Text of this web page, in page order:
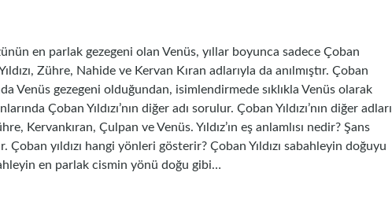
en parlak gezegeni olan Venüs, yıllar boyunca sadece Çoban
Zühre, Nahide ve Kervan Kıran adlarıyla da anılmıştır. Çoban
Venüs gezegeni olduğundan, isimlendirmede sıklıkla Venüs olarak
Çoban Yıldızı’nın diğer adı sorulur. Çoban Yıldızı’nın diğer adları
Kervankıran, Çulpan ve Venüs. Yıldız’ın eş anlamlısı nedir? Şans
Çoban yıldızı hangi yönleri gösterir? Çoban Yıldızı sabahleyin doğuyu
en parlak cismin yönü doğu gibi…